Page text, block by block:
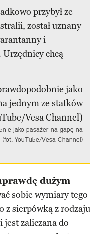
przybył ze
został uznany
i
Urzędnicy chcą
jako pasażer na gapę na
YouTube/Vesa Channel)
dużym
sobie wymiary tego
z sierpówką z rodzaju
zaliczana do